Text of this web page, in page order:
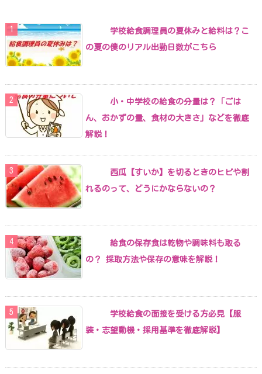
学校給食調理員の夏休みと給料は？こ
の夏の僕のリアル出勤日数がこちら
小・中学校の給食の分量は？「ごは
ん、おかずの量、食材の大きさ」などを徹底
解説！
西瓜【すいか】を切るときのヒビや割
れるのって、どうにかならないの？
給食の保存食は乾物や調味料も取る
の？ 採取方法や保存の意味を解説！
学校給食の面接を受ける方必見【服
装・志望動機・採用基準を徹底解説】